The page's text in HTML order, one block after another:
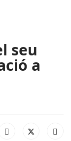
seu
a